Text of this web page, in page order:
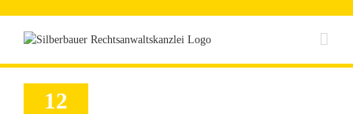
springen
12